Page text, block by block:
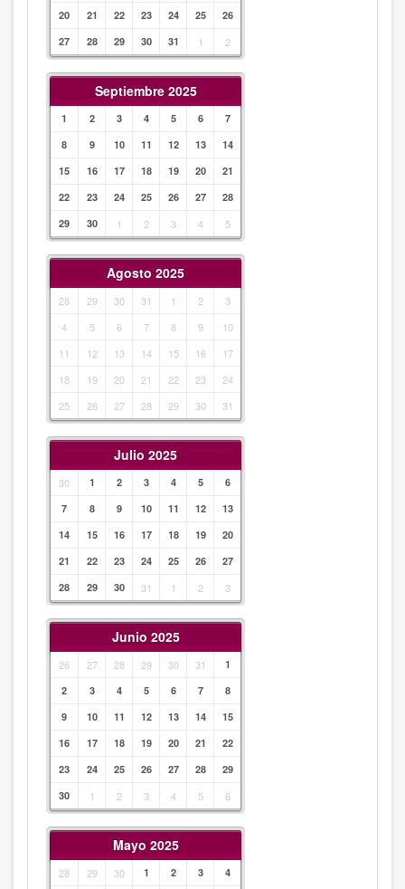
20
21 22 23 24 25
26
27
28 29 30 31 1 2
Septiembre 2025
1 2 3 4 5 6
7
8
9 10 11 12 13
14
15
16 17 18 19 20
21
22
23 24 25 26 27
28
29
30 1 2 3 4 5
Agosto 2025
28 29 30 31 1 2
3
4
5 6 7 8 9
10
11
12 13 14 15 16
17
18
19 20 21 22 23
24
25
26 27 28 29 30 31
Julio 2025
30 1 2 3 4 5
6
7
8 9 10 11 12
13
14
15 16 17 18 19
20
21
22 23 24 25 26
27
28
29 30 31 1 2 3
Junio 2025
26 27 28 29 30 31
1
2
3 4 5 6 7
8
9
10 11 12 13 14
15
16
17 18 19 20 21
22
23
24 25 26 27 28
29
30
1 2 3 4 5 6
Mayo 2025
28 29 30 1 2 3 4